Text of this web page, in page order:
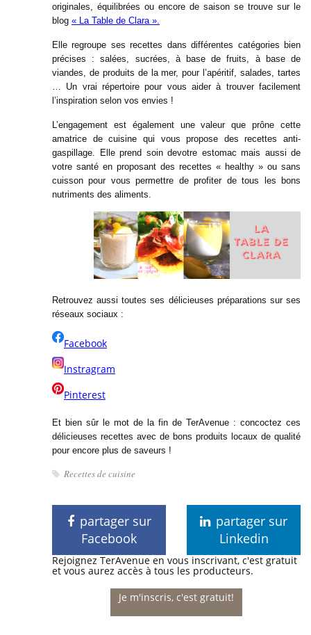
originales, équilibrées ou encore de saison se trouve sur le
blog « La Table de Clara ».
Elle regroupe ses recettes dans différentes catégories bien
précises : salées, sucrées, à base de fruits, à base de
viandes, de produits de la mer, pour l’apéritif, salades, tartes
… Un vrai répertoire pour vous aider à trouver facilement
l’inspiration selon vos envies !
L’engagement est également une valeur que prône cette
amatrice de cuisine qui vous propose des recettes anti-
gaspillage. Elle prend soin devotre estomac mais aussi de
votre santé en proposant des recettes « healthy » ou sans
cuisson pour vous permettre de profiter de tous les bons
nutriments des aliments.
Retrouvez aussi toutes ses délicieuses préparations sur ses
réseaux sociaux :
Facebook
Instragram
Pinterest
Et bien sûr le mot de la fin de TerAvenue : concoctez ces
délicieuses recettes avec de bons produits locaux de qualité
pour encore plus de saveurs !
Recettes de cuisine
partager sur
Facebook
partager sur
Linkedin
Rejoignez TerAvenue en vous inscrivant, c'est gratuit
et vous aurez accès à tous les producteurs.
Je m'inscris, c'est gratuit!